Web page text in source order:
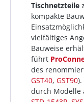
Tischnetzteile
kompakte
vielfältiges
Bauweise
führt
des
GST40, GST90
durch Modelle